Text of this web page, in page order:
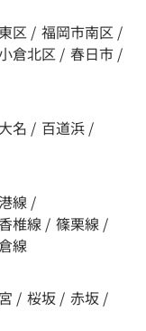
区 / 福岡市南区 /
倉北区 / 春日市 /
大名 / 百道浜 /
線 /
香椎線 / 篠栗線 /
線
/ 桜坂 / 赤坂 /